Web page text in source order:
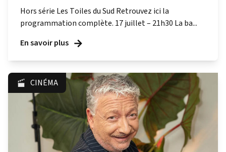
Hors série Les Toiles du Sud Retrouvez ici la
programmation complète. 17 juillet – 21h30 La ba...
En savoir plus
CINÉMA